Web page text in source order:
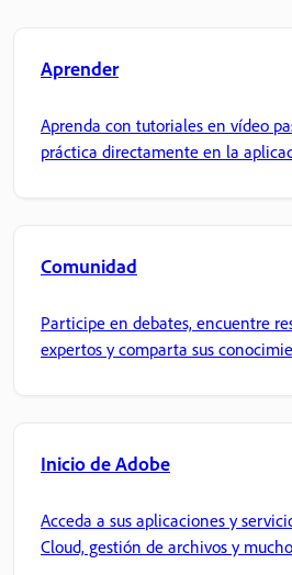
Aprender
Aprenda con tutoriales en vídeo
práctica directamente en la
Comunidad
Participe en debates, encuentre
expertos y comparta sus
Inicio de Adobe
Acceda a sus aplicaciones y
Cloud, gestión de archivos y